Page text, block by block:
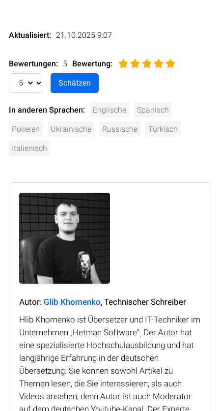
Aktualisiert: 21.10.2025 9:07
Bewertungen: 5 Bewertung:
In anderen Sprachen: Englische Spanisch
Polieren Ukrainische Russische Türkisch
Italienisch
Autor: Glib Khomenko, Technischer Schreiber
Hlib Khomenko ist Übersetzer und IT-Techniker im
Unternehmen „Hetman Software“. Der Autor hat
eine spezialisierte Hochschulausbildung und hat
langjährige Erfahrung in der deutschen
Übersetzung. Sie können sowohl Artikel zu
Themen lesen, die Sie interessieren, als auch
Videos ansehen, denn Autor ist auch Moderator
auf dem deutschen Youtube-Kanal. Der Experte